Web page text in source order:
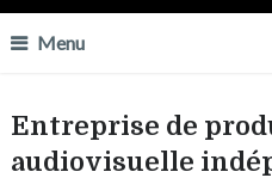
Menu
Entreprise de
audiovisuelle